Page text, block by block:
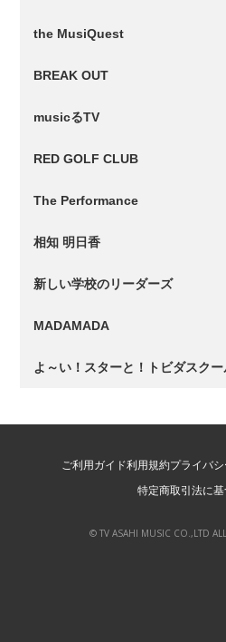
the MusiQuest
BREAK OUT
musicるTV
RED GOLF CLUB
The Performance
相知 明日香
新しい学校のリーダーズ
MADAMADA
よ～い！スターと！トビダスク
ご利用ガイド利用規約プライバ
特定商取引法に
© TV ASAHI MUSIC CO.,LTD